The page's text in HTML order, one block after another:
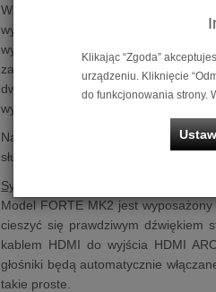
Wzmacniacz jest wyposażony
wysokotonowe mają własny
wydajność z ultraniskimi
zaprojektowanej przy użyciu
dwoma głośnikami
wyważeniem powstało otwarte i
Na szczęście nie trzeba martwić się
słuch, a wszystko nabierze sensu!
System stereo zamknięty w głośniku
Model FORTE MK2 jest
cieszyć się prawdziwym dźwiękiem
kablem HDMI do wyjścia HDMI
głośniki będą automatycznie
takie proste.
Klikając “Zgoda”
urządzeniu. Kliknięcie
do funkcjonowania strony.